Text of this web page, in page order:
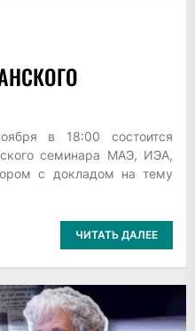
в 18:00 состоится
семинара МАЭ, ИЭА,
с докладом на тему
ЧИТАТЬ ДАЛЕЕ